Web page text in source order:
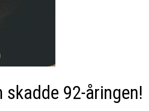
92-åringen!